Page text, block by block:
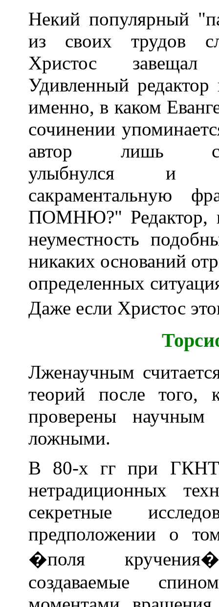
Некий популярный
из своих трудов
Христос
Удивленный редактор
именно, в каком
сочинении
автор лишь
улыбнулся и
ПОМНЮ?" Редактор,
неуместность
никаких оснований
определенных
Даже если Христос
Лженаучным
теорий после того,
проверены
ложными.
В 80-х гг при
нетрадиционных
секретные
предположении о
�поля
создаваемые